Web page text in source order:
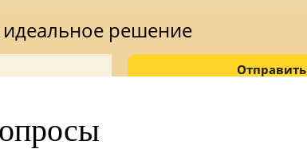
решение
Отправить